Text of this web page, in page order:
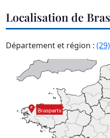
Localisation de
Département et région :